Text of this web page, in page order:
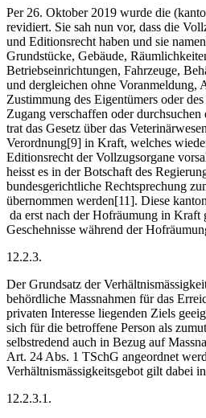
Per 26. Oktober 2019 wurde die
revidiert. Sie sah nun vor, dass die
und Editionsrecht haben und sie
Grundstücke, Gebäude,
Betriebseinrichtungen, Fahrzeuge,
und dergleichen ohne Voranmeldung,
Zustimmung des Eigentümers oder
Zugang verschaffen oder
trat das Gesetz über das
Verordnung[9] in Kraft, welches
Editionsrecht der Vollzugsorgane
heisst es in der Botschaft des
bundesgerichtliche Rechtsprechung
übernommen werden[11]. Diese
da erst nach der Hofräumung in Kraft
Geschehnisse während der
12.2.3.
Der Grundsatz der
behördliche Massnahmen für das
privaten Interesse liegenden Ziels
sich für die betroffene Person als
selbstredend auch in Bezug auf
Art. 24 Abs. 1 TSchG angeordnet
Verhältnismässigkeitsgebot gilt dabei
12.2.3.1.